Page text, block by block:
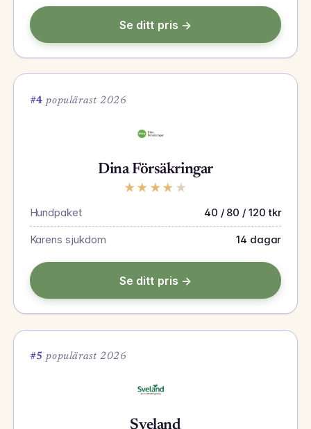
Se ditt pris →
#4 populärast 2026
Dina Försäkringar
★ ★ ★ ★ ★
Hundpaket 40 / 80 / 120 tkr
Karens sjukdom 14 dagar
Se ditt pris →
#5 populärast 2026
Sveland